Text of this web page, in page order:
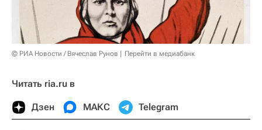
© РИА Новости / Вячеслав Рунов Перейти в медиабанк
Читать ria.ru в
Дзен МАКС Telegram